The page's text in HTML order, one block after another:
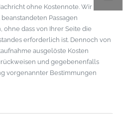
ohne Kostennote. Wir
Passagen
dass von Ihrer Seite die
erforderlich ist. Dennoch von
ausgelöste Kosten
und gegebenenfalls
vorgenannter Bestimmungen